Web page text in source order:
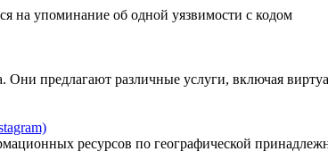
на упоминание об одной уязвимости с кодом
Они предлагают различные услуги, включая
ресурсов по географической